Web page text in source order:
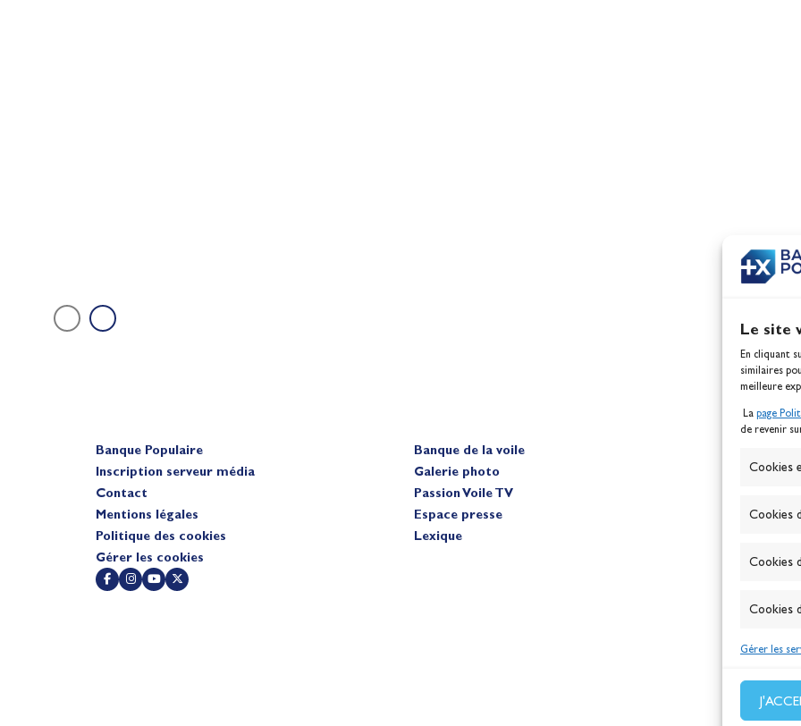
Le site
En cliquant
similaires
meilleure
La page
de revenir
Cookies
Cookies
Cookies
Cookies
Gérer les
Banque Populaire
Inscription serveur média
Contact
Mentions légales
Politique des cookies
Gérer les cookies
Banque de la voile
Galerie photo
Passion Voile TV
Espace presse
Lexique